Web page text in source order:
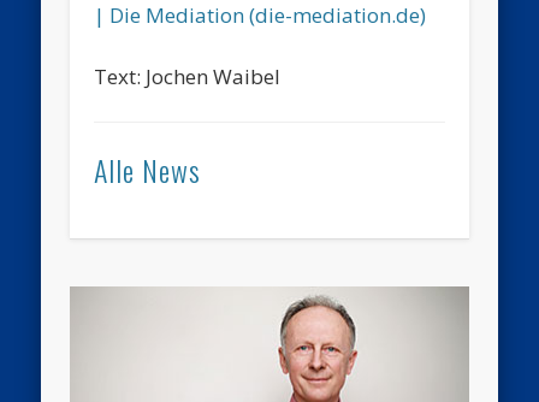
| Die Mediation (die-mediation.de)
Text: Jochen Waibel
Alle News